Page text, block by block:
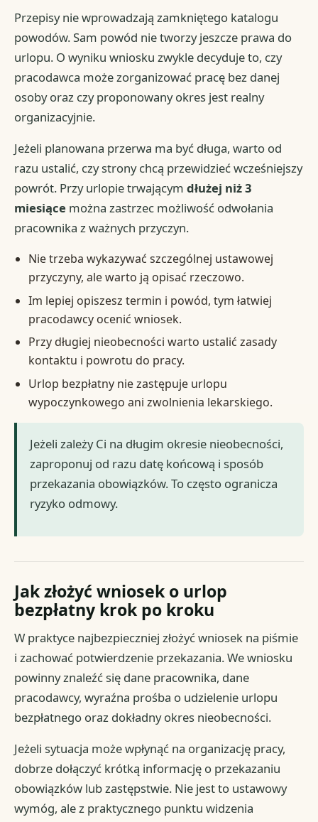
Przepisy nie wprowadzają zamkniętego katalogu
powodów. Sam powód nie tworzy jeszcze prawa do
urlopu. O wyniku wniosku zwykle decyduje to, czy
pracodawca może zorganizować pracę bez danej
osoby oraz czy proponowany okres jest realny
organizacyjnie.
Jeżeli planowana przerwa ma być długa, warto od
razu ustalić, czy strony chcą przewidzieć wcześniejszy
powrót. Przy urlopie trwającymdłużej niż 3
miesiące można zastrzec możliwość odwołania
pracownika z ważnych przyczyn.
Nie trzeba wykazywać szczególnej ustawowej
przyczyny, ale warto ją opisać rzeczowo.
Im lepiej opiszesz termin i powód, tym łatwiej
pracodawcy ocenić wniosek.
Przy długiej nieobecności warto ustalić zasady
kontaktu i powrotu do pracy.
Urlop bezpłatny nie zastępuje urlopu
wypoczynkowego ani zwolnienia lekarskiego.
Jeżeli zależy Ci na długim okresie nieobecności,
zaproponuj od razu datę końcową i sposób
przekazania obowiązków. To często ogranicza
ryzyko odmowy.
Jak złożyć wniosek o urlop
bezpłatny krok po kroku
W praktyce najbezpieczniej złożyć wniosek na piśmie
i zachować potwierdzenie przekazania. We wniosku
powinny znaleźć się dane pracownika, dane
pracodawcy, wyraźna prośba o udzielenie urlopu
bezpłatnego oraz dokładny okres nieobecności.
Jeżeli sytuacja może wpłynąć na organizację pracy,
dobrze dołączyć krótką informację o przekazaniu
obowiązków lub zastępstwie. Nie jest to ustawowy
wymóg, ale z praktycznego punktu widzenia